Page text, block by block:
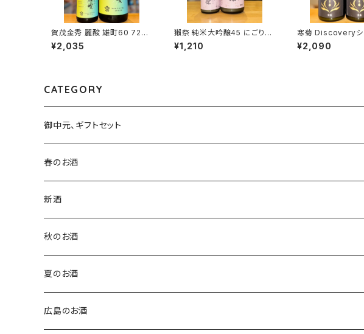
賀茂金秀 麗酸 雄町60 720
ml１本（金光酒造・広島県東
広島市黒瀬町）
¥2,035
獺祭 純米大吟醸45 にごりス
パークリング 360ml１本（旭
酒造・山口県岩国市周東町）
¥1,210
寒菊 Discoveryシ
entity-総の舞50 う
り-2026 720ml１本
¥2,090
CATEGORY
御中元、ギフトセット
春のお酒
新酒
秋のお酒
夏のお酒
広島のお酒